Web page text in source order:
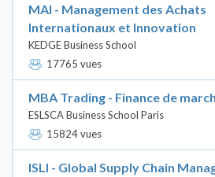
MAI - Management des Achats
Internationaux et Innovation
KEDGE Business School
17765 vues
MBA Trading - Finance de
ESLSCA Business School Paris
15824 vues
ISLI - Global Supply Chain